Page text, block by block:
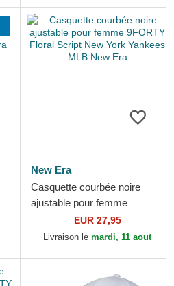
New Era
Casquette courbée noire
ajustable pour femme
9FORTY Floral Script New
York Yankees MLB New Era
EUR 27,95
Livraison le mardi, 11 aout